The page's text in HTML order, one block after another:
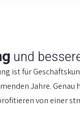
und
ist für
Jahre. Genau
von einer